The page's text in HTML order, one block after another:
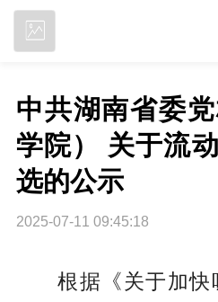
中共湖南省委
学院） 关于流
选的公示
2025-07-11 09:45:18
根据《关于加快